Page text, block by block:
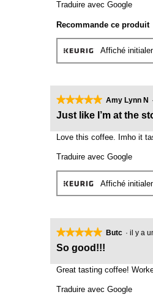
Traduire avec Google
Recommande ce produit
Affiché
★★★★★
★★★★★
5
sur
Amy Lynn N ·
Just like I’m at the
Love this coffee. Imho it
Traduire avec Google
Affiché
★★★★★
★★★★★
5
sur
Butc · il y a
So good!!!
Great tasting coffee!
Traduire avec Google